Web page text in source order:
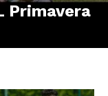
Primavera